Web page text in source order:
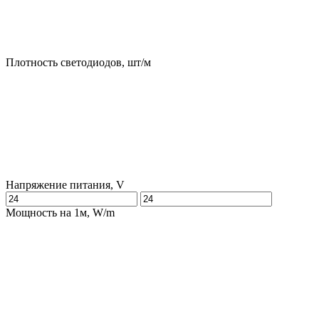
Плотность светодиодов, шт/м
Напряжение питания, V
Мощность на 1м, W/m